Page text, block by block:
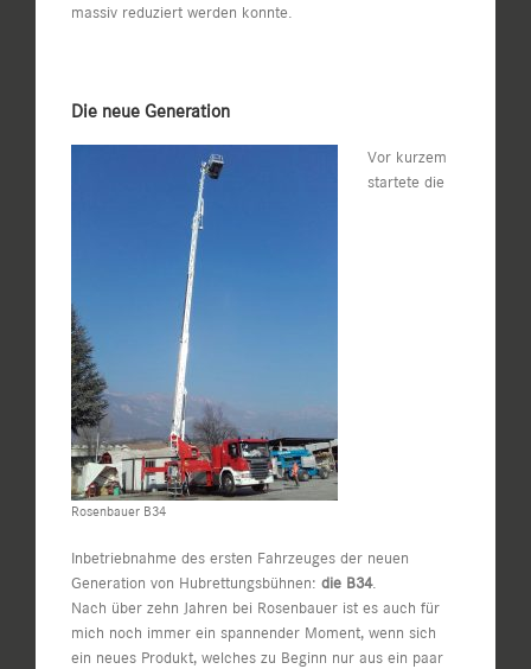
massiv reduziert werden konnte.
Die neue Generation
Rosenbauer B34
Vor kurzem
startete die
Inbetriebnahme des ersten Fahrzeuges der neuen
Generation von Hubrettungsbühnen: die B34.
Nach über zehn Jahren bei Rosenbauer ist es auch für
mich noch immer ein spannender Moment, wenn sich
ein neues Produkt, welches zu Beginn nur aus ein paar